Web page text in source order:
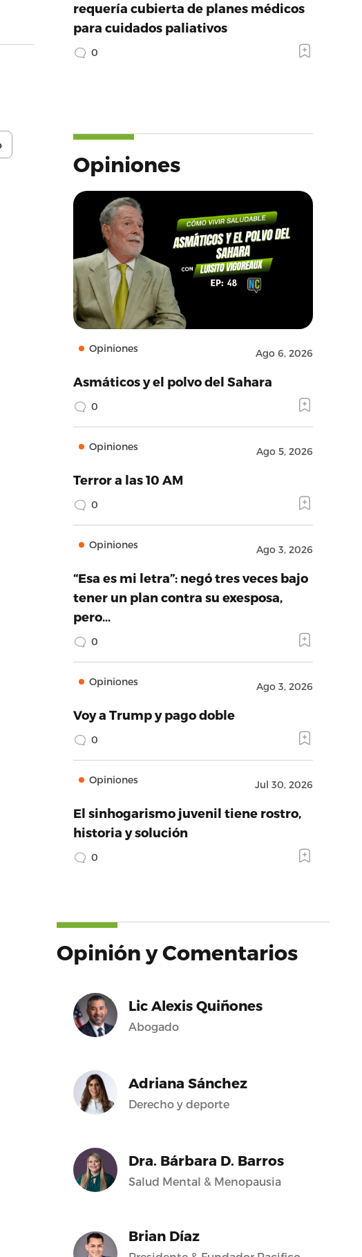
requería cubierta de planes médicos
para cuidados paliativos
0
Opiniones
Opiniones Ago 6, 2026
Asmáticos y el polvo del Sahara
0
Opiniones Ago 5, 2026
Terror a las 10 AM
0
Opiniones Ago 3, 2026
“Esa es mi letra”: negó tres veces bajo
tener un plan contra su exesposa,
pero…
0
Opiniones Ago 3, 2026
Voy a Trump y pago doble
0
Opiniones Jul 30, 2026
El sinhogarismo juvenil tiene rostro,
historia y solución
0
Opinión y Comentarios
Lic Alexis Quiñones
Abogado
Adriana Sánchez
Derecho y deporte
Dra. Bárbara D. Barros
Salud Mental & Menopausia
Brian Díaz